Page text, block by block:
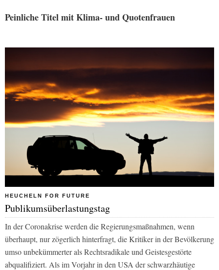
Peinliche Titel mit Klima- und Quotenfrauen
HEUCHELN FOR FUTURE
Publikumsüberlastungstag
In der Coronakrise werden die Regierungsmaßnahmen, wenn
überhaupt, nur zögerlich hinterfragt, die Kritiker in der Bevölkerung
umso unbekümmerter als Rechtsradikale und Geistesgestörte
abqualifiziert. Als im Vorjahr in den USA der schwarzhäutige